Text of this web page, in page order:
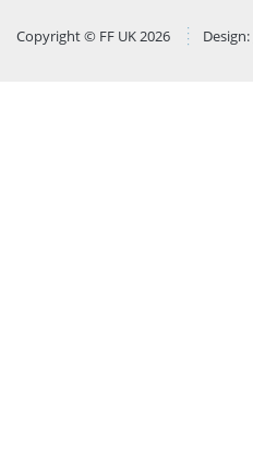
Copyright © FF UK 2026 Design: